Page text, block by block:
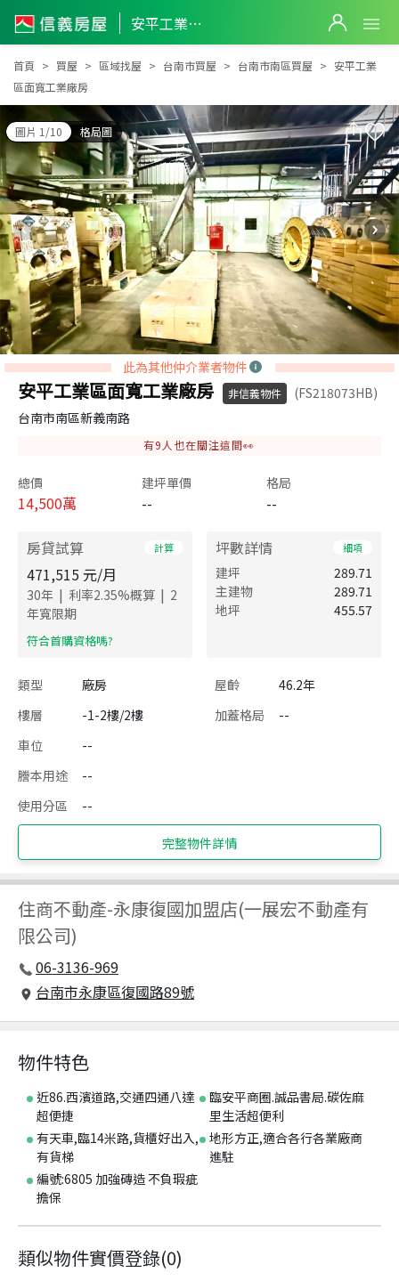
安平工業區面寬工業廠房
安平工業區面寬工業廠房
首頁 買屋 區域找屋 台南市買屋 台南市南區買屋
安平工業
區面寬工業廠房
圖片 1/10 格局圖
此為其他仲介業者物件
安平工業區面寬工業廠房 非信義物件
(FS218073HB)
台南市南區新義南路
有9 人也在關注這間👀
總價
14,500萬
建坪單價
--
格局
--
房貸試算 計算
471,515 元/月
30年 | 利率2.35%概算 | 2
年寬限期
​符合首購資格嗎?
坪數詳情 細項
建坪
289.71
主建物
289.71
地坪
455.57
類型 廠房 屋齡
46.2年
樓層
-1-2樓/2樓 加蓋格局
--
車位
--
謄本用途
--
使用分區
--
完整物件詳情
住商不動產-永康復國加盟店(一展宏不動產有
限公司)
06-3136-969
台南市永康區復國路89號
物件特色
近86.西濱道路,交通四通八達
超便捷
臨安平商圈.誠品書局.碳佐麻
里生活超便利
有天車,臨14米路,貨櫃好出入,
有貨梯
地形方正,適合各行各業廠商
進駐
編號:6805 加強磚造 不負瑕疵
擔保
類似物件實價登錄(0)